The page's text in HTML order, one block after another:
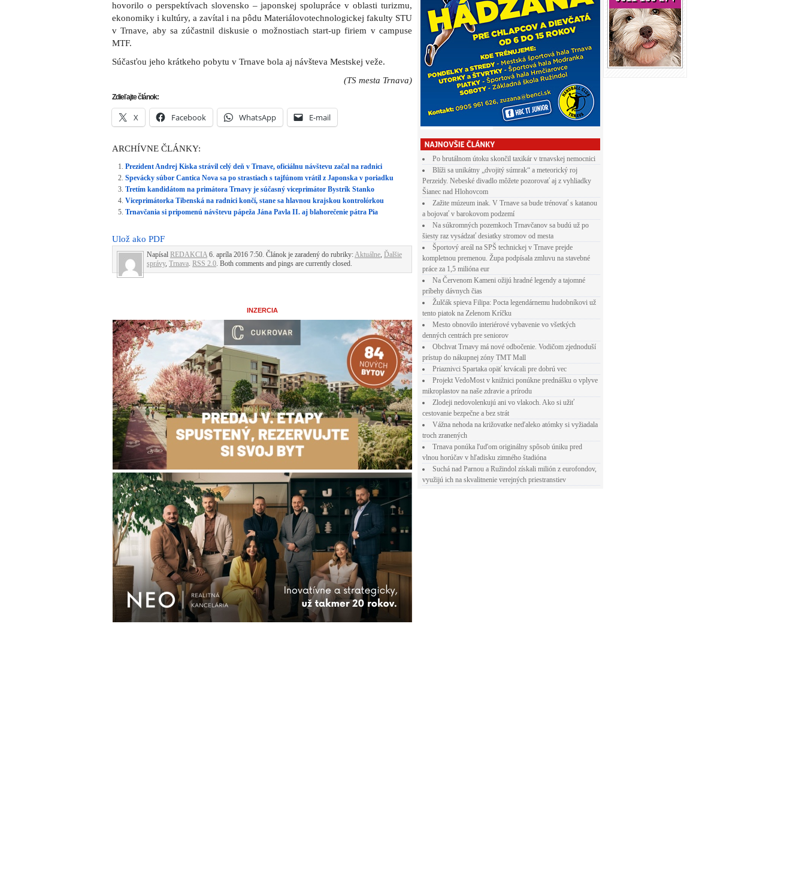
hovorilo o perspektívach slovensko – japonskej spolupráce v oblasti turizmu,
ekonomiky i kultúry, a zavítal i na pôdu Materiálovotechnologickej fakulty STU
v Trnave, aby sa zúčastnil diskusie o možnostiach start-up firiem v campuse
MTF.
Súčasťou jeho krátkeho pobytu v Trnave bola aj návšteva Mestskej veže.
(TS mesta Trnava)
Zdieľajte článok:
X Facebook WhatsApp E-mail
ARCHÍVNE ČLÁNKY:
Prezident Andrej Kiska strávil celý deň v Trnave, oficiálnu návštevu začal na radnici
Spevácky súbor Cantica Nova sa po strastiach s tajfúnom vrátil z Japonska v poriadku
Tretím kandidátom na primátora Trnavy je súčasný viceprimátor Bystrík Stanko
Viceprimátorka Tibenská na radnici končí, stane sa hlavnou krajskou kontrolórkou
Trnavčania si pripomenú návštevu pápeža Jána Pavla II. aj blahorečenie pátra Pia
Ulož ako PDF
Napísal REDAKCIA 6. apríla 2016 7:50. Článok je zaradený do rubriky:Aktuálne, Ďalšie
správy, Trnava. RSS 2.0. Both comments and pings are currently closed.
INZERCIA
Po brutálnom útoku skončil taxikár v trnavskej nemocnici
Blíži sa unikátny „dvojitý súmrak“ a meteorický roj
Perzeidy. Nebeské divadlo môžete pozorovať aj z vyhliadky
Šianec nad Hlohovcom
Zažite múzeum inak. V Trnave sa bude trénovať s katanou
a bojovať v barokovom podzemí
Na súkromných pozemkoch Trnavčanov sa budú už po
šiesty raz vysádzať desiatky stromov od mesta
Športový areál na SPŠ technickej v Trnave prejde
kompletnou premenou. Župa podpísala zmluvu na stavebné
práce za 1,5 milióna eur
Na Červenom Kameni ožijú hradné legendy a tajomné
príbehy dávnych čias
Žulčák spieva Filipa: Pocta legendárnemu hudobníkovi už
tento piatok na Zelenom Kríčku
Mesto obnovilo interiérové vybavenie vo všetkých
denných centrách pre seniorov
Obchvat Trnavy má nové odbočenie. Vodičom zjednoduší
prístup do nákupnej zóny TMT Mall
Priaznivci Spartaka opäť krvácali pre dobrú vec
Projekt VedoMost v knižnici ponúkne prednášku o vplyve
mikroplastov na naše zdravie a prírodu
Zlodeji nedovolenkujú ani vo vlakoch. Ako si užiť
cestovanie bezpečne a bez strát
Vážna nehoda na križovatke neďaleko atómky si vyžiadala
troch zranených
Trnava ponúka ľuďom originálny spôsob úniku pred
vlnou horúčav v hľadisku zimného štadióna
Suchá nad Parnou a Ružindol získali milión z eurofondov,
využijú ich na skvalitnenie verejných priestranstiev